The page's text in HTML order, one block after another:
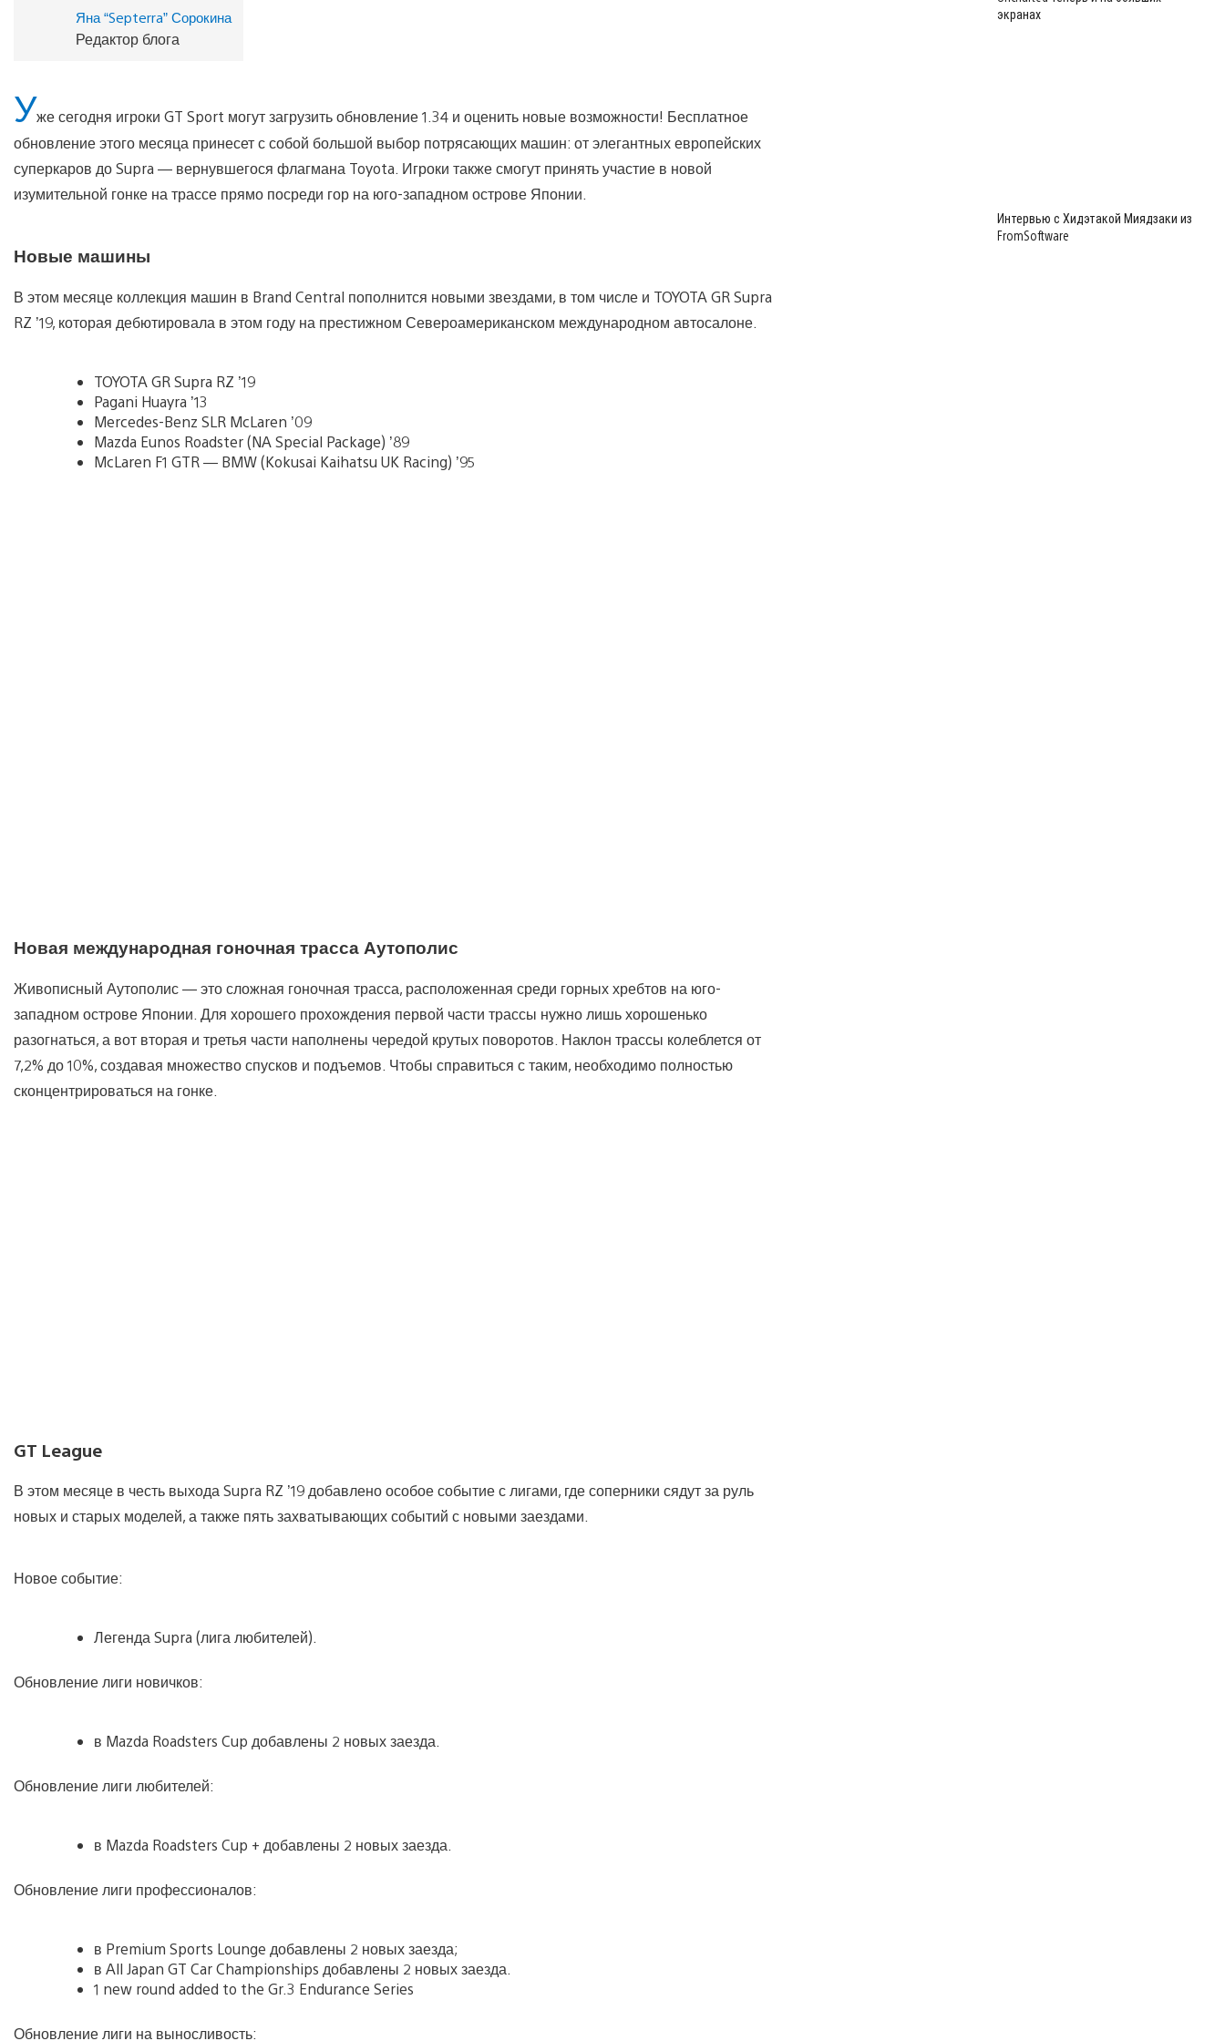
Яна “Septerra” Сорокина
Редактор блога
Уже сегодня игроки GT Sport могут загрузить обновление 1.34 и оценить новые возможности! Бесплатное
обновление этого месяца принесет с собой большой выбор потрясающих машин: от элегантных европейских
суперкаров до Supra — вернувшегося флагмана Toyota. Игроки также смогут принять участие в новой
изумительной гонке на трассе прямо посреди гор на юго-западном острове Японии.
Новые машины
В этом месяце коллекция машин в Brand Central пополнится новыми звездами, в том числе и TOYOTA GR Supra
RZ ’19, которая дебютировала в этом году на престижном Североамериканском международном автосалоне.
TOYOTA GR Supra RZ ’19
Pagani Huayra ’13
Mercedes-Benz SLR McLaren ’09
Mazda Eunos Roadster (NA Special Package) ’89
McLaren F1 GTR — BMW (Kokusai Kaihatsu UK Racing) ’95
Новая международная гоночная трасса Аутополис
Живописный Аутополис — это сложная гоночная трасса, расположенная среди горных хребтов на юго-
западном острове Японии. Для хорошего прохождения первой части трассы нужно лишь хорошенько
разогнаться, а вот вторая и третья части наполнены чередой крутых поворотов. Наклон трассы колеблется от
7,2% до 10%, создавая множество спусков и подъемов. Чтобы справиться с таким, необходимо полностью
сконцентрироваться на гонке.
GT League
В этом месяце в честь выхода Supra RZ ’19 добавлено особое событие с лигами, где соперники сядут за руль
новых и старых моделей, а также пять захватывающих событий с новыми заездами.
Новое событие:
Легенда Supra (лига любителей).
Обновление лиги новичков:
в Mazda Roadsters Cup добавлены 2 новых заезда.
Обновление лиги любителей:
в Mazda Roadsters Cup + добавлены 2 новых заезда.
Обновление лиги профессионалов:
в Premium Sports Lounge добавлены 2 новых заезда;
в All Japan GT Car Championships добавлены 2 новых заезда.
1 new round added to the Gr.3 Endurance Series
Обновление лиги на выносливость:
экранах
Интервью с Хидэтакой Миядзаки из
FromSoftware